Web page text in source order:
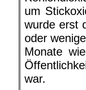
um
wurde erst
oder
Monate
war.